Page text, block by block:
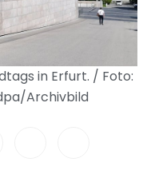
in Erfurt. / Foto:
Archivbild